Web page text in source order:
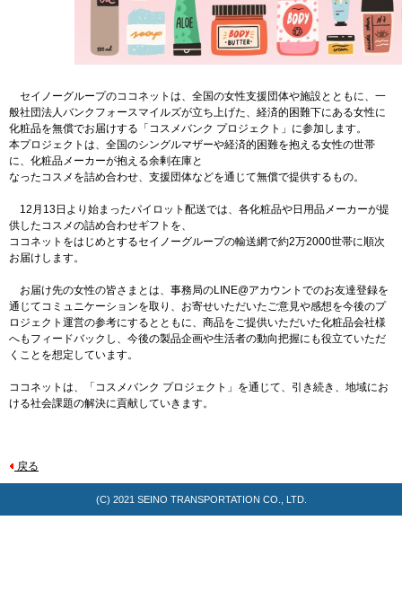
セイノーグループのココネットは、全国の女性支援団体や施設とともに、一
般社団法人バンクフォースマイルズが立ち上げた、経済的困難下にある女性に
化粧品を無償でお届けする「コスメバンク プロジェクト」に参加します。
本プロジェクトは、全国のシングルマザーや経済的困難を抱える女性の世帯
に、化粧品メーカーが抱える余剰在庫と
なったコスメを詰め合わせ、支援団体などを通じて無償で提供するもの。
12月13日より始まったパイロット配送では、各化粧品や日用品メーカーが提
供したコスメの詰め合わせギフトを、
ココネットをはじめとするセイノーグループの輸送網で約2万2000世帯に順次
お届けします。
お届け先の女性の皆さまとは、事務局のLINE@アカウントでのお友達登録を
通じてコミュニケーションを取り、お寄せいただいたご意見や感想を今後のプ
ロジェクト運営の参考にするとともに、商品をご提供いただいた化粧品会社様
へもフィードバックし、今後の製品企画や生活者の動向把握にも役立ていただ
くことを想定しています。
ココネットは、「コスメバンク プロジェクト」を通じて、引き続き、地域にお
ける社会課題の解決に貢献していきます。
戻る
(C) 2021 SEINO TRANSPORTATION CO., LTD.